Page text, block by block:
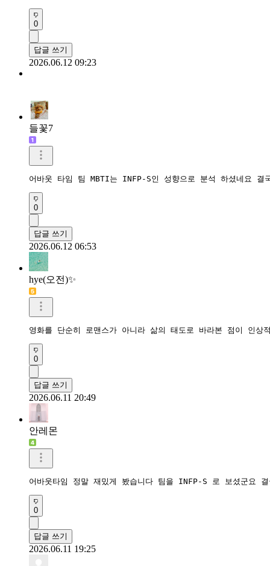
0
답글 쓰기
2026.06.12 09:23
들꽃7
어바웃 타임 팀 MBTI는 INFP-S인 성향으로 분석 하셨네요
0
답글 쓰기
2026.06.12 06:53
hye(오전)✨️
영화를 단순히 로맨스가 아니라 삶의 태도로 바라본 점이 인
0
답글 쓰기
2026.06.11 20:49
안레몬
어바웃타임 정말 재밌게 봤습니다 팀을 INFP-S 로 보셨군요
0
답글 쓰기
2026.06.11 19:25